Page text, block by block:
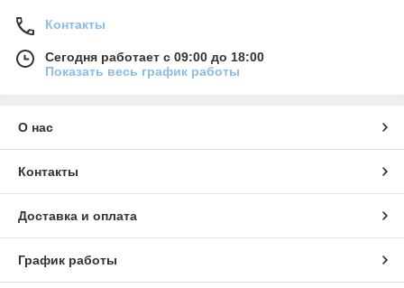
Контакты
Сегодня работает с 09:00 до 18:00
Показать весь график работы
О нас
Контакты
Доставка и оплата
График работы